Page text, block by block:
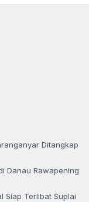
Ditangkap
Danau Rawapening
Siap Terlibat Suplai